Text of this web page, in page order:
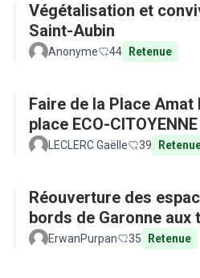
Végétalisation et
Saint-Aubin
Anonyme 44 Retenue
Faire de la Place Amat
place ECO-
LECLERC Gaëlle 39
Réouverture des
bords de Garonne aux
ErwanPurpan 35 Retenue